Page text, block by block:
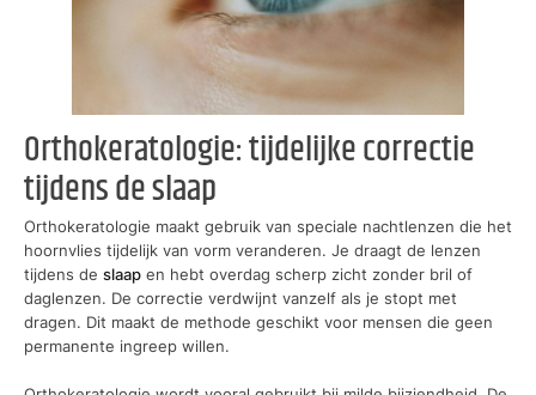
Orthokeratologie: tijdelijke correctie
tijdens de slaap
Orthokeratologie maakt gebruik van speciale nachtlenzen die het
hoornvlies tijdelijk van vorm veranderen. Je draagt de lenzen
tijdens de slaap en hebt overdag scherp zicht zonder bril of
daglenzen. De correctie verdwijnt vanzelf als je stopt met
dragen. Dit maakt de methode geschikt voor mensen die geen
permanente ingreep willen.